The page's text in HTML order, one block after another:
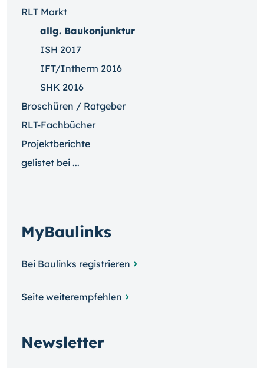
RLT Markt
allg. Baukonjunktur
ISH 2017
IFT/Intherm 2016
SHK 2016
Broschüren / Ratgeber
RLT-Fachbücher
Projektberichte
gelistet bei ...
MyBaulinks
Bei Baulinks registrieren
Seite weiterempfehlen
Newsletter